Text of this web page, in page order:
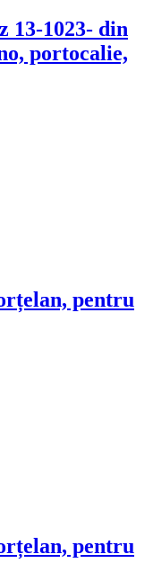
13-1023- din
portocalie,
pentru
pentru